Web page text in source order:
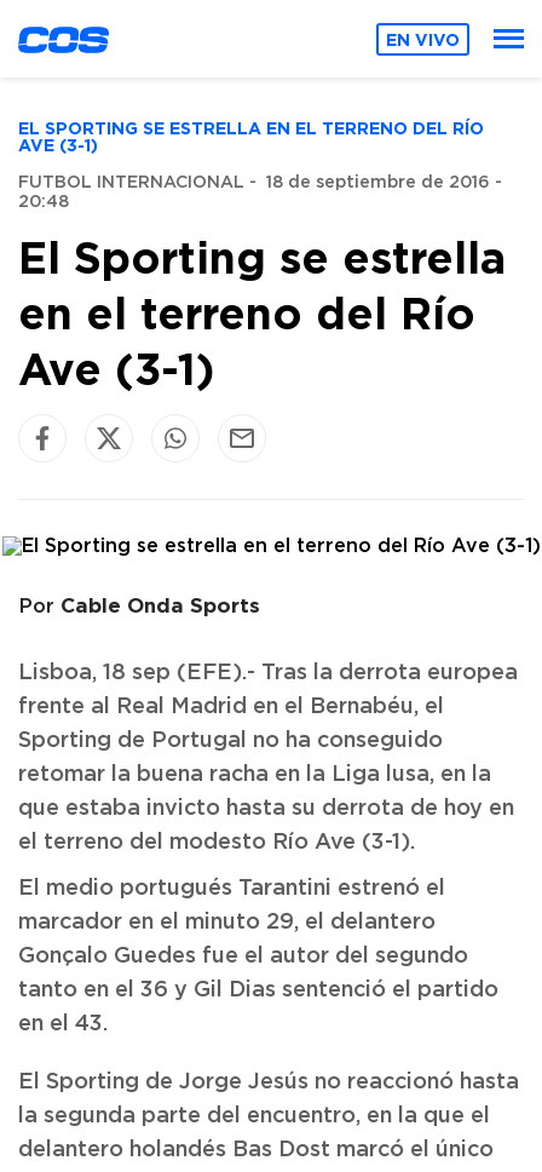
EN VIVO
EL SPORTING SE ESTRELLA EN EL TERRENO DEL RÍO
AVE (3-1)
FUTBOL INTERNACIONAL - 18 de septiembre de 2016 -
20:48
El Sporting se estrella
en el terreno del Río
Ave (3-1)
Por Cable Onda Sports
Lisboa, 18 sep (EFE).- Tras la derrota europea
frente al Real Madrid en el Bernabéu, el
Sporting de Portugal no ha conseguido
retomar la buena racha en la Liga lusa, en la
que estaba invicto hasta su derrota de hoy en
el terreno del modesto Río Ave (3-1).
El medio portugués Tarantini estrenó el
marcador en el minuto 29, el delantero
Gonçalo Guedes fue el autor del segundo
tanto en el 36 y Gil Dias sentenció el partido
en el 43.
El Sporting de Jorge Jesús no reaccionó hasta
la segunda parte del encuentro, en la que el
delantero holandés Bas Dost marcó el único